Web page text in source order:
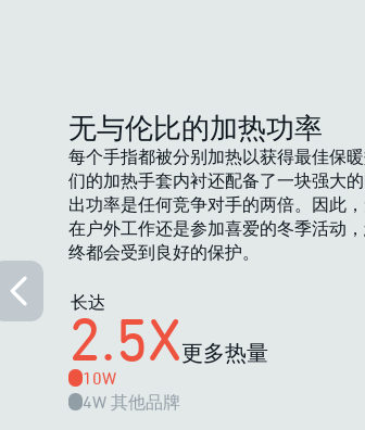
无与伦比的加热功率
每个手指都被分别加热以获得最佳保
们的加热手套内衬还配备了一块强大
出功率是任何竞争对手的两倍。因此
在户外工作还是参加喜爱的冬季活动
终都会受到良好的保护。
长达
2.5X更多热量
10W
4W其他品牌